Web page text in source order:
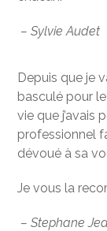
– Sylvie Audet
Depuis que je
basculé pour
vie que j’avais
professionnel
dévoué à sa
Je vous la
– Stephane